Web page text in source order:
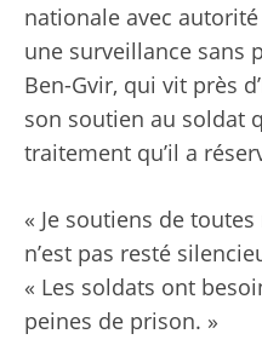
nationale avec
une surveillance sans
Ben-Gvir, qui vit près
son soutien au soldat
traitement qu’il a
« Je soutiens de
n’est pas resté
« Les soldats ont
peines de prison. »